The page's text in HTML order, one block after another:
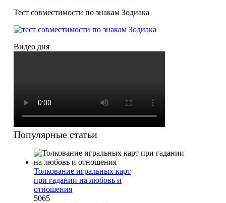
Тест совместимости по знакам Зодиака
Видео дня
Популярные статьи
Толкование игральных карт
при гадании на любовь и
отношения
5065